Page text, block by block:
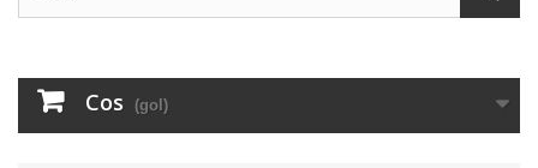
Cos (gol)